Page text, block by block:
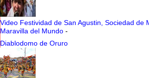
Video Festividad de San Agustin, Sociedad de
Maravilla del Mundo -
Diablodomo de Oruro